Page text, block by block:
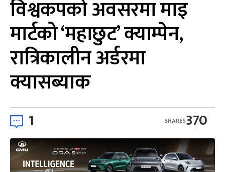
विश्वकपको अवसरमा माइ
मार्टको ‘महाछुट’ क्याम्पेन,
रात्रिकालीन अर्डरमा
क्यासब्याक
1 370
SHARES